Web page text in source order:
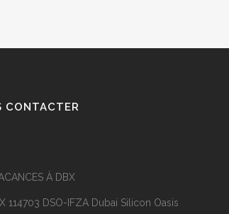
CONTACTER
À DBX
114703 DSO-IFZA Dubai Silicon Oasis